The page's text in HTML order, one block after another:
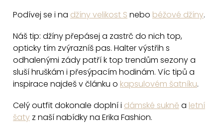
v
p
i
s
u
Podívej se i na džíny velikost S nebo béžové džíny.
Náš tip: džíny přepásej a zastrč do nich top,
opticky tím zvýrazníš pas. Halter výstřih s
odhalenými zády patří k top trendům sezony a
sluší hruškám i přesýpacím hodinám. Víc tipů a
inspirace najdeš v článku o kapsulovém šatníku.
Celý outfit dokonale doplní i dámské sukně a letní
šaty z naší nabídky na Erika Fashion.